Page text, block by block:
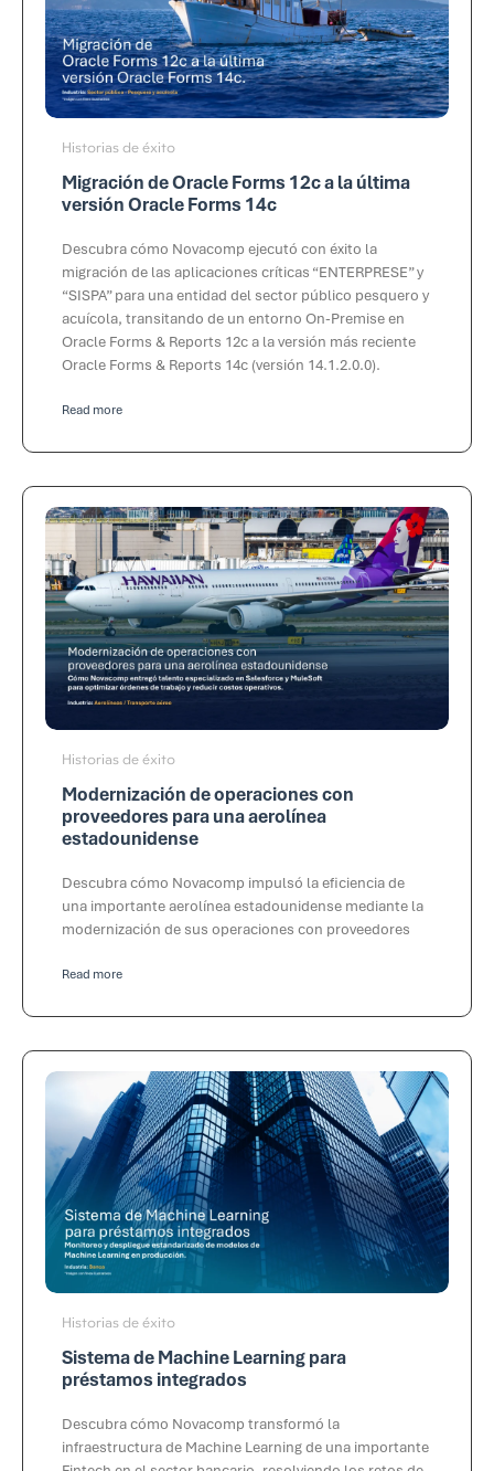
Historias de éxito
Migración de Oracle Forms 12c a la última
versión Oracle Forms 14c
Descubra cómo Novacomp ejecutó con éxito la
migración de las aplicaciones críticas “ENTERPRESE” y
“SISPA” para una entidad del sector público pesquero y
acuícola, transitando de un entorno On-Premise en
Oracle Forms & Reports 12c a la versión más reciente
Oracle Forms & Reports 14c (versión 14.1.2.0.0).
Read more
Historias de éxito
Modernización de operaciones con
proveedores para una aerolínea
estadounidense
Descubra cómo Novacomp impulsó la eficiencia de
una importante aerolínea estadounidense mediante la
modernización de sus operaciones con proveedores
Read more
Historias de éxito
Sistema de Machine Learning para
préstamos integrados
Descubra cómo Novacomp transformó la
infraestructura de Machine Learning de una importante